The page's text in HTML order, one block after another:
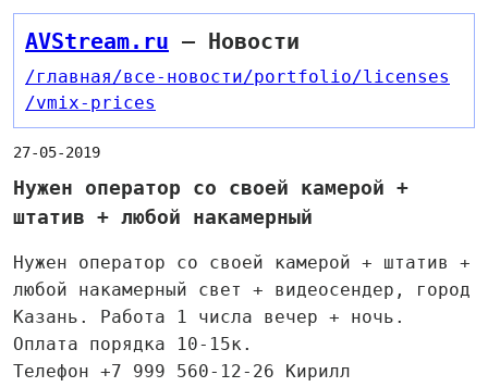
AVStream.ru — Новости
/главная/все-новости/portfolio/licenses
/vmix-prices
27-05-2019
Нужен оператор со своей камерой +
штатив + любой накамерный
Нужен оператор со своей камерой + штатив +
любой накамерный свет + видеосендер, город
Казань. Работа 1 числа вечер + ночь.
Оплата порядка 10-15к.
Телефон +7 999 560-12-26 Кирилл